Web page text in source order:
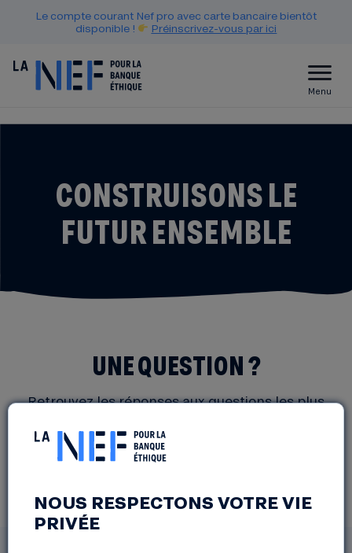
Le compte courant Nef pro avec carte bancaire bientôt
disponible !
Préinscrivez-vous par ici
Menu
CONSTRUISONS LE
FUTUR ENSEMBLE
UNE QUESTION ?
Retrouvez les réponses aux questions les plus
NOUS RESPECTONS VOTRE VIE
PRIVÉE